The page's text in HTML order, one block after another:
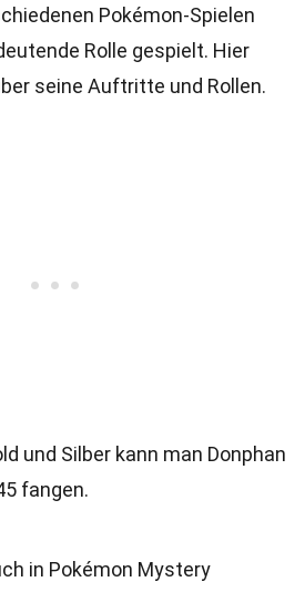
Pokémon-Spielen
Rolle gespielt. Hier
seine Auftritte und Rollen.
und Silber kann man Donphan
fangen.
in Pokémon Mystery